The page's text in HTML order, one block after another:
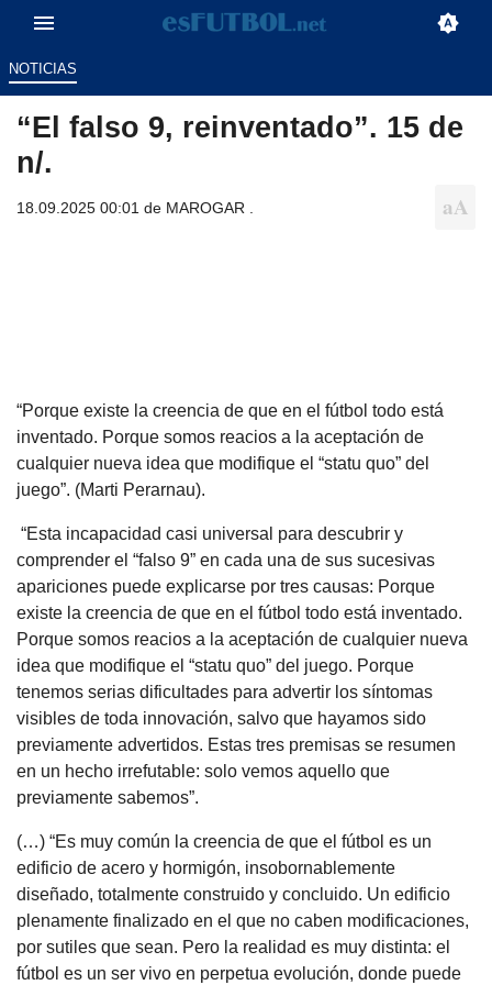
NOTICIAS
“El falso 9, reinventado”. 15 de
n/.
18.09.2025 00:01 de MAROGAR .
“Porque existe la creencia de que en el fútbol todo está
inventado. Porque somos reacios a la aceptación de
cualquier nueva idea que modifique el “statu quo” del
juego”. (Marti Perarnau).
“Esta incapacidad casi universal para descubrir y
comprender el “falso 9” en cada una de sus sucesivas
apariciones puede explicarse por tres causas: Porque
existe la creencia de que en el fútbol todo está inventado.
Porque somos reacios a la aceptación de cualquier nueva
idea que modifique el “statu quo” del juego. Porque
tenemos serias dificultades para advertir los síntomas
visibles de toda innovación, salvo que hayamos sido
previamente advertidos. Estas tres premisas se resumen
en un hecho irrefutable: solo vemos aquello que
previamente sabemos”.
(…) “Es muy común la creencia de que el fútbol es un
edificio de acero y hormigón, insobornablemente
diseñado, totalmente construido y concluido. Un edificio
plenamente finalizado en el que no caben modificaciones,
por sutiles que sean. Pero la realidad es muy distinta: el
fútbol es un ser vivo en perpetua evolución, donde puede